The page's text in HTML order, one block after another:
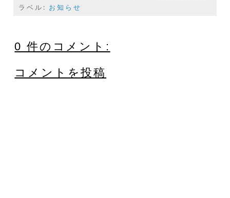
ラベル: お知らせ
0 件のコメント:
コメントを投稿